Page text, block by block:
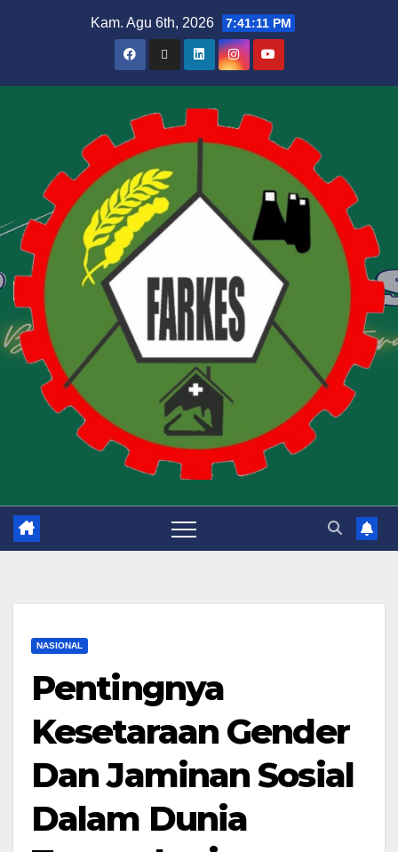
Kam. Agu 6th, 2026 7:41:12 PM
NASIONAL
Pentingnya
Kesetaraan Gender
Dan Jaminan Sosial
Dalam Dunia